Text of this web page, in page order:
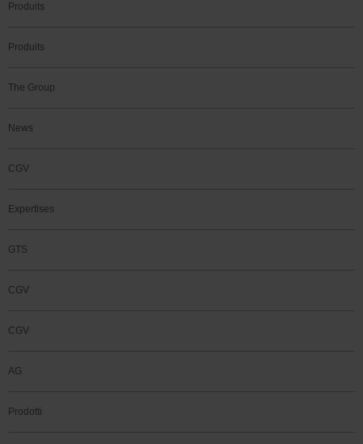
Produits
Produits
The Group
News
CGV
Expertises
GTS
CGV
CGV
AG
Prodotti